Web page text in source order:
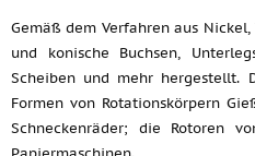
Gemäß dem Verfahren aus
und konische Buchsen,
Scheiben und mehr hergestellt.
Formen von Rotationskörpern
Schneckenräder; die Rotoren